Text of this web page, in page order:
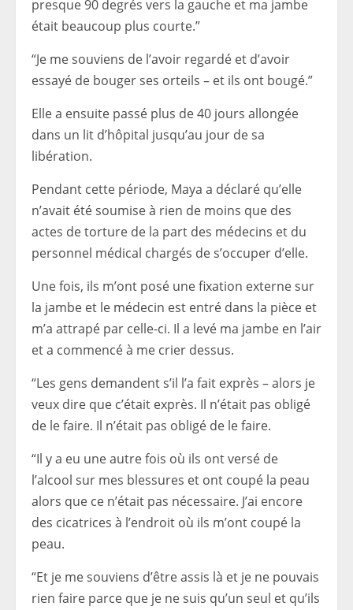
presque 90 degrés vers la gauche et ma jambe
était beaucoup plus courte.”
“Je me souviens de l’avoir regardé et d’avoir
essayé de bouger ses orteils – et ils ont bougé.”
Elle a ensuite passé plus de 40 jours allongée
dans un lit d’hôpital jusqu’au jour de sa
libération.
Pendant cette période, Maya a déclaré qu’elle
n’avait été soumise à rien de moins que des
actes de torture de la part des médecins et du
personnel médical chargés de s’occuper d’elle.
Une fois, ils m’ont posé une fixation externe sur
la jambe et le médecin est entré dans la pièce et
m’a attrapé par celle-ci. Il a levé ma jambe en l’air
et a commencé à me crier dessus.
“Les gens demandent s’il l’a fait exprès – alors je
veux dire que c’était exprès. Il n’était pas obligé
de le faire. Il n’était pas obligé de le faire.
“Il y a eu une autre fois où ils ont versé de
l’alcool sur mes blessures et ont coupé la peau
alors que ce n’était pas nécessaire. J’ai encore
des cicatrices à l’endroit où ils m’ont coupé la
peau.
“Et je me souviens d’être assis là et je ne pouvais
rien faire parce que je ne suis qu’un seul et qu’ils